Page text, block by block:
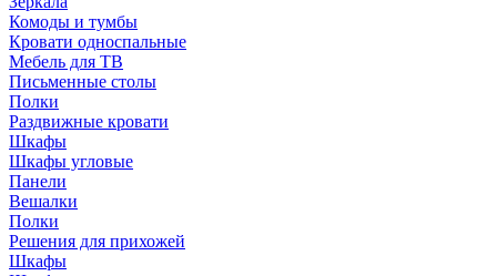
Комоды и тумбы
Кровати односпальные
Мебель для ТВ
Письменные столы
Полки
Раздвижные кровати
Шкафы
Шкафы угловые
Панели
Вешалки
Полки
Решения для прихожей
Шкафы